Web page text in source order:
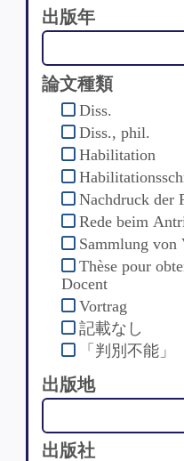
出版年
論文種類
Diss.
Diss., phil.
Habilitation
Nachdruck der
Rede beim
Sammlung von
Thèse pour
Docent
Vortrag
記載なし
「判別不能」
出版地
出版社